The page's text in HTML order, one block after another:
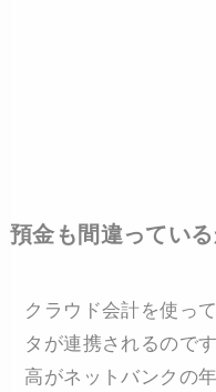
預金も間違ってい
クラウド会計を使っ
タが連携されるので
高がネットバンクの